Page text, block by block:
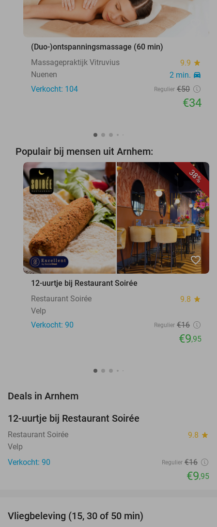
(Duo-)ontspanningsmassage (60 min)
Massagepraktijk Vitruvius
9.9 star
Nuenen 2 min. directions_car
Verkocht: 104 Regulier €50
€34
Populair bij mensen uit Arnhem:
38%
favorite_border
12-uurtje bij Restaurant Soirée
Restaurant Soirée
9.8 star
Velp
Verkocht: 90
Regulier €16
€9,95
Deals in Arnhem
12-uurtje bij Restaurant Soirée
Restaurant Soirée 9.8 star
Velp
Verkocht: 90
Regulier €16
€9,95
Vliegbeleving (15, 30 of 50 min)